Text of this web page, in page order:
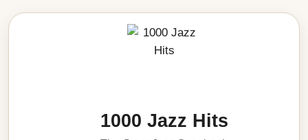
1000 Jazz Hits